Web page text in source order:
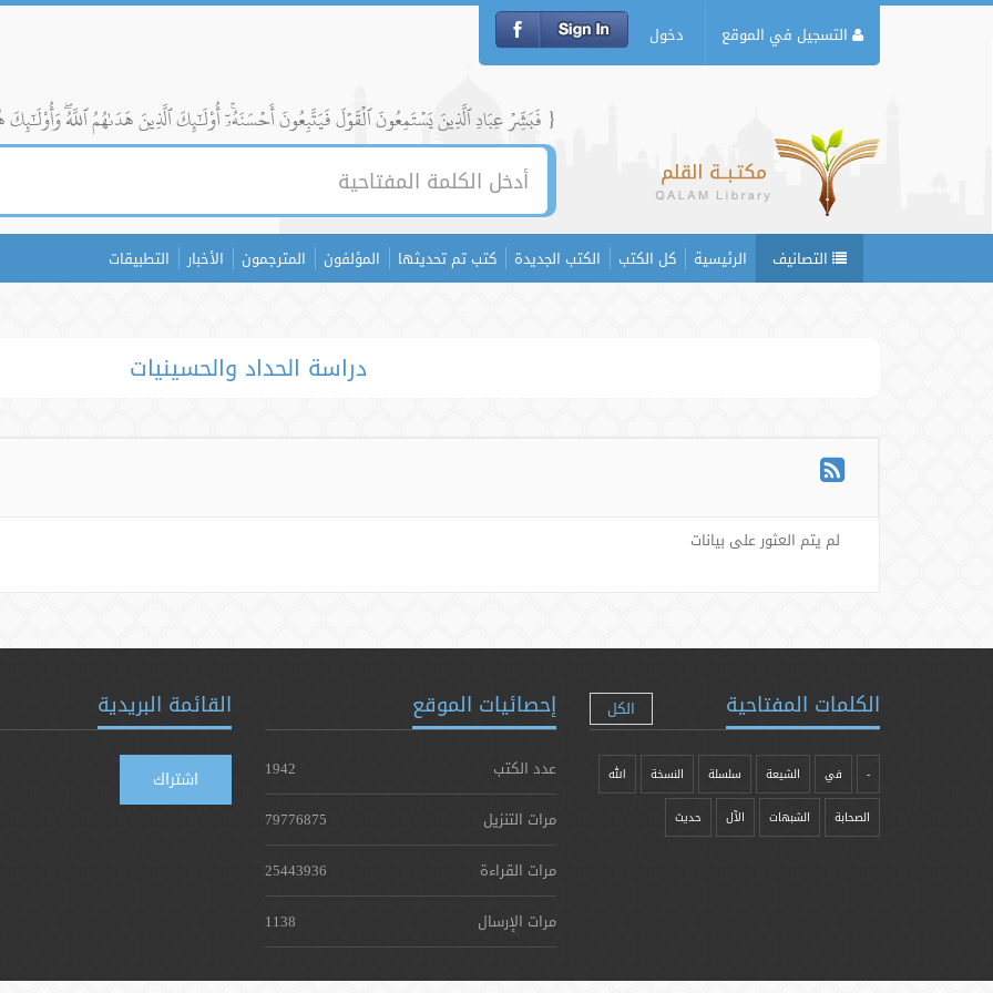
التسجيل في الموقع دخول
{ فَبَشِّرۡ عِبَادِ ٱلَّذِينَ يَسۡتَمِعُونَ ٱلۡقَوۡلَ فَيَتَّبِعُونَ أَحۡسَنَهُۥٓۚ أُوْلَٰٓئِكَ ٱلَّذِينَ هَدَىٰهُمُ ٱللَّهُۖ وَأُوْلَٰٓئِكَ
التصانيف الرئيسية كل الكتب الكتب الجديدة كتب تم تحديثها المؤلفون المترجمون الأخبار التطبيقات
دراسة الحداد والحسينيات
لم يتم العثور على بيانات
الكلمات المفتاحية الكل
- في الشيعة سلسلة النسخة الله
الصحابة الشبهات الآل حدیث
إحصائيات الموقع
عدد الكتب
1942
مرات التنزيل
79776875
مرات القراءة
25443936
مرات الإرسال
1138
القائمة البريدية
اشتراك